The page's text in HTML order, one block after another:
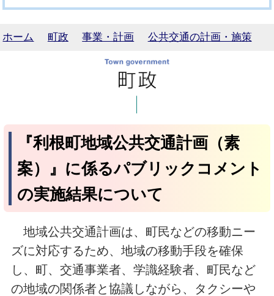
ホーム 町政 事業・計画 公共交通の計画・施策
『利根町地域公共交通計画（素
案）』に係るパブリックコメント
の実施結果について
地域公共交通計画は、町民などの移動ニー
ズに対応するため、地域の移動手段を確保
し、町、交通事業者、学識経験者、町民など
の地域の関係者と協議しながら、タクシーや